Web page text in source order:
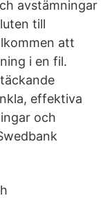
avstämningar
till
att
i en fil.
effektiva
och